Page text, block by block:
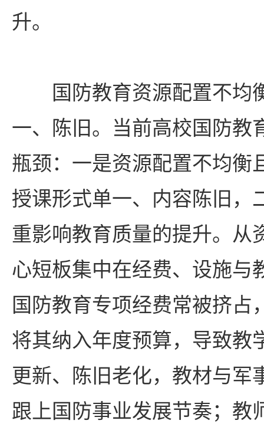
升。
国防教育资源配置不均
一、陈旧。当前高校国防教
瓶颈：一是资源配置不均衡
授课形式单一、内容陈旧，
重影响教育质量的提升。从
心短板集中在经费、设施与
国防教育专项经费常被挤占
将其纳入年度预算，导致教
更新、陈旧老化，教材与军
跟上国防事业发展节奏；教